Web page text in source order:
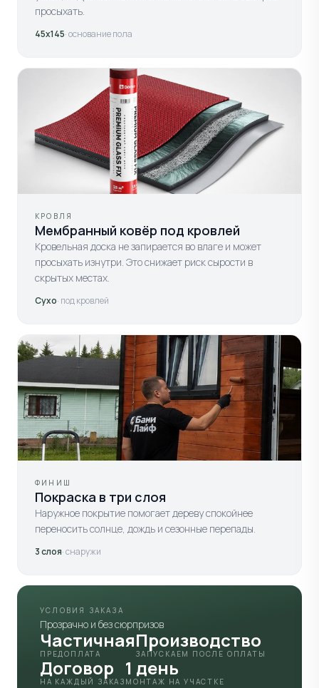
просыхать.
45х145· основание пола
КРОВЛЯ
Мембранный ковёр под кровлей
Кровельная доска не запирается во влаге и может
просыхать изнутри. Это снижает риск сырости в
скрытых местах.
Сухо· под кровлей
ФИНИШ
Покраска в три слоя
Наружное покрытие помогает дереву спокойнее
переносить солнце, дождь и сезонные перепады.
3 слоя· снаружи
УСЛОВИЯ ЗАКАЗА
Прозрачно и без сюрпризов
Частичная
ПРЕДОПЛАТА
Производство
ЗАПУСКАЕМ ПОСЛЕ ОПЛАТЫ
Договор
НА КАЖДЫЙ ЗАКАЗ
1 день
МОНТАЖ НА УЧАСТКЕ